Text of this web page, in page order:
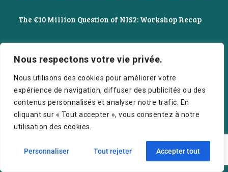
Nous respectons votre vie privée.
Nous utilisons des cookies pour améliorer votre
expérience de navigation, diffuser des publicités ou des
contenus personnalisés et analyser notre trafic. En
cliquant sur « Tout accepter », vous consentez à notre
utilisation des cookies.
Personnaliser Tout rejeter Accepter tout
The €10 Million Question of NIS2: Workshop Recap
Contact
Contactez-nous
+352 20 60 68 00